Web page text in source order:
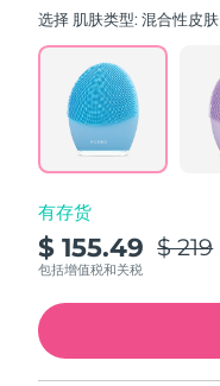
rating
Read
Reviews.
Same
page
link.
选择 肌肤类型:混合性皮肤
有存货
$ 155.49 $ 219
包括增值税和关税